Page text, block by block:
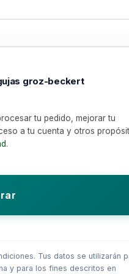
groz-beckert
tu pedido, mejorar tu
a tu cuenta y otros
.
Tus datos se utilizarán
y para los fines descritos en